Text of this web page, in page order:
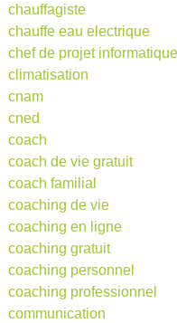
chauffagiste
chauffe eau electrique
chef de projet informatique
climatisation
cnam
cned
coach
coach de vie gratuit
coach familial
coaching de vie
coaching en ligne
coaching gratuit
coaching personnel
coaching professionnel
communication